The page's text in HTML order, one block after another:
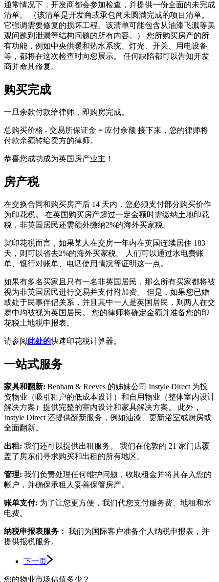
通常情况下，开发商都会参加检查，并提供一份全面的未完成
清单。 （该清单是开发商或承包商未圆满完成的项目清单。
它强调需要修复的损坏工程。该清单可能包含从油漆飞溅等美
观问题到泄漏等结构问题的所有内容。） 您所购买房产的所
有功能，例如中央供暖和热水系统、灯光、开关、用电设备
等，都将在这次检查时向您展示。 任何缺陷都可以告知开发
商并命其修复。
购买完成
一旦余款付款给律师，即购房完成。
总购买价格 - 交易所保证金 = 应付余额 接下来，您的律师将
付款余额转给卖方的律师。
恭喜您成功成为英国房产业主！
房产税
在交换合同和购买房产后 14 天内，您必须支付部分购买价作
为印花税。 在英国购买房产超过一定金额时需缴纳土地印花
税，非英国居民还需额外缴纳2%的海外买家税。
就印花税而言，如果某人在交房一年内在英国连续居住 183
天，则可以省去2%的海外买家税。 人们可以通过水电费账
单、银行对账单、电话使用情况等证明这一点。
如果有多名买家且只有一名非英国居民，那么所有买家都将被
视为非英国居民进行交易并支付附加费。 但是，如果您已婚
或处于民事伴侣关系，并且其中一人是英国居民，则两人在交
易中均被视为英国居民。 您的律师将确定金额并准备您的印
花税土地税申报表。
请参阅此处的快速印花税计算器。
一站式服务
家具和翻新: Benham & Reeves 的姊妹公司 Instyle Direct 为投
资物业（吸引租户的低成本设计）和自用物业（整体室内设计
解决方案）提供完整的室内设计和家具解决方案。 此外，
Instyle Direct 还提供翻新服务，例如油漆、更新浴室或厨房或
全面翻新。
出租: 我们还可以提供出租服务。 我们在伦敦的 21 家门店覆
盖了房东们寻求购买和出租的所有地区。
管理: 我们负责处理任何维护问题，收取租金并将其存入您的
帐户，并确保承租人妥善保管房产。
账单支付: 为了让您更方便，我们代您支付服务费、地租和水
电费。
纳税申报表服务： 我们为国际客户准备个人纳税申报表，并
提供报税服务。
下一页
您的物业市场估值多少？